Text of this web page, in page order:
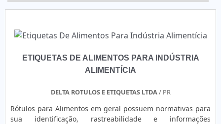
ETIQUETAS DE ALIMENTOS PARA INDÚSTRIA
ALIMENTÍCIA
DELTA ROTULOS E ETIQUETAS LTDA/ PR
Rótulos para Alimentos em geral possuem normativas para
sua identificação, rastreabilidade e informações